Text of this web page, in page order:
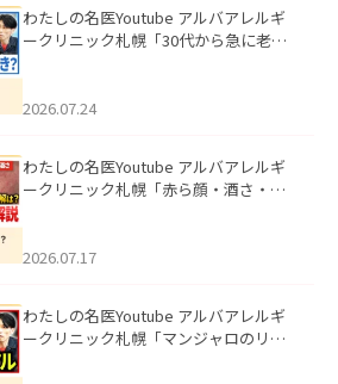
わたしの名医Youtube アルバアレルギ
ークリニック札幌「30代から急に老け
た。
2026.07.24
わたしの名医Youtube アルバアレルギ
ークリニック札幌「赤ら顔・酒さ・ニ
した。
2026.07.17
わたしの名医Youtube アルバアレルギ
ークリニック札幌「マンジャロのリア